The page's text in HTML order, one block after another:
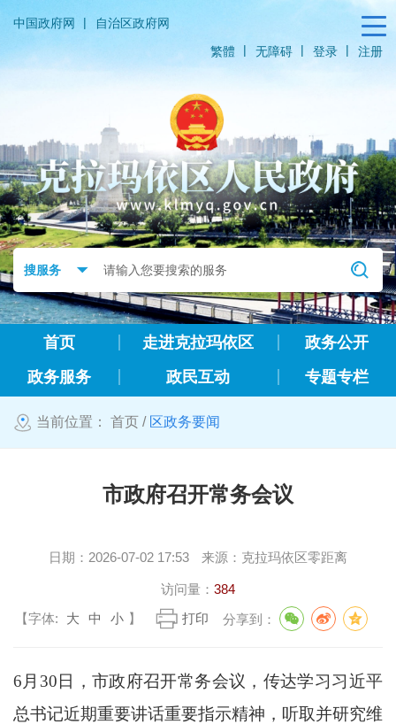
中国政府网 |
自治区政府网
繁體
| 无障碍 | 登录 | 注册
首页 走进克拉玛依区
政务公开
政务服务
政民互动 专题专栏
当前位置： 首页 / 区政务要闻
市政府召开常务会议
日期： 2026-07-02 17:53 来源： 克拉玛依区零距离
访问量： 384
【字体:
大 中 小 】 打印 分享到：
6月30日，市政府召开常务会议，传达学习习近平
总书记近期重要讲话重要指示精神，听取并研究维